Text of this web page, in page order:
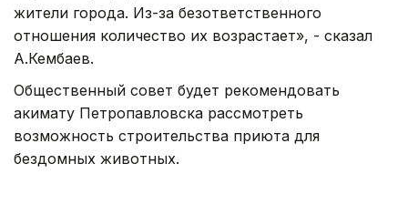
жители города. Из-за безответственного
отношения количество их возрастает», - сказал
А.Кембаев.
Общественный совет будет рекомендовать
акимату Петропавловска рассмотреть
возможность строительства приюта для
бездомных животных.